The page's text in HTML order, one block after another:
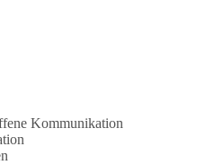
Kommunikation